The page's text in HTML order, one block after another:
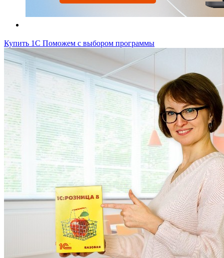
Купить 1С Поможем с выбором программы